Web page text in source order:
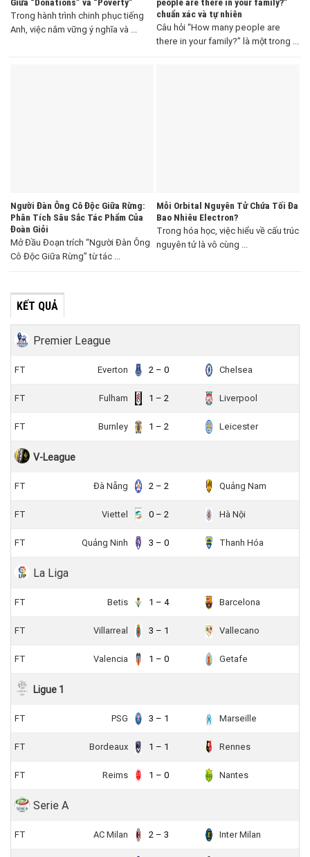
Trong hành trình chinh phục tiếng
Anh, việc nắm vững ý nghĩa và ...
chuẩn xác và tự nhiên
Câu hỏi “How many people are
there in your family?” là một trong ...
Người Đàn Ông Cô Độc Giữa Rừng:
Phân Tích Sâu Sắc Tác Phẩm Của
Đoàn Giỏi
Mở Đầu Đoạn trích “Người Đàn Ông
Cô Độc Giữa Rừng” từ tác ...
Mỗi Orbital Nguyên Tử Chứa Tối Đa
Bao Nhiêu Electron?
Trong hóa học, việc hiểu về cấu trúc
nguyên tử là vô cùng ...
KẾT QUẢ
Premier League
FT Everton 2 – 0 Chelsea
FT Fulham 1 – 2 Liverpool
FT Burnley 1 – 2 Leicester
V-League
FT Đà Nẵng 2 – 2 Quảng Nam
FT Viettel 0 – 2 Hà Nội
FT Quảng Ninh 3 – 0 Thanh Hóa
La Liga
FT Betis 1 – 4 Barcelona
FT Villarreal 3 – 1 Vallecano
FT Valencia 1 – 0 Getafe
Ligue 1
FT PSG 3 – 1 Marseille
FT Bordeaux 1 – 1 Rennes
FT Reims 1 – 0 Nantes
Serie A
FT AC Milan 2 – 3 Inter Milan